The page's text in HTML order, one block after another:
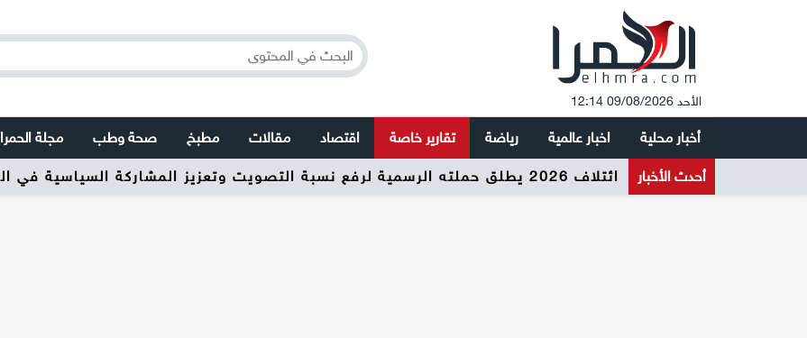
الأحد 09/08/2026 12:14
أخبار محلية اخبار عالمية رياضة تقارير خاصة اقتصاد مقالات مطبخ صحة وطب مجلة الحمرا
أحدث الأخبار ائتلاف 2026 يطلق حملته الرسمية لرفع نسبة التصويت وتعزيز المشاركة السياسية في المجتمع العربي